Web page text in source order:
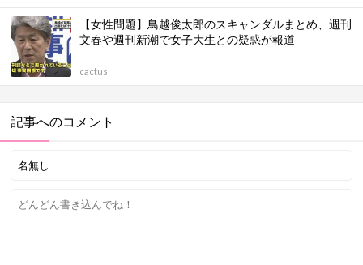
【女性問題】鳥越俊太郎のスキャンダルまとめ、週刊
文春や週刊新潮で女子大生との疑惑が報道
cactus
記事へのコメント